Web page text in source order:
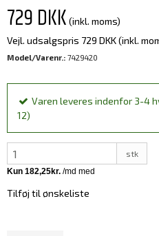
729 DKK (inkl. moms)
Vejl. udsalgspris 729 DKK(inkl.
Model/Varenr.: 7429420
Varen leveres indenfor 3-4
12)
stk
Tilføj til ønskeliste